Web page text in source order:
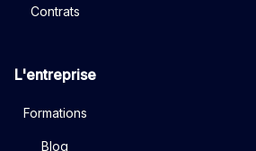
Contrats
L'entreprise
Formations
Blog